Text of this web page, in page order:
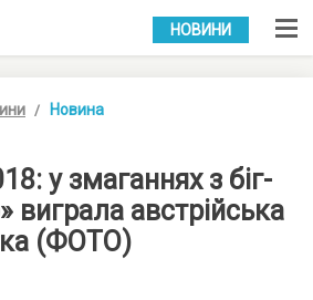
УКР РУС
НОВИНИ
Новина
у змаганнях з біг-
виграла австрійська
(ФОТО)